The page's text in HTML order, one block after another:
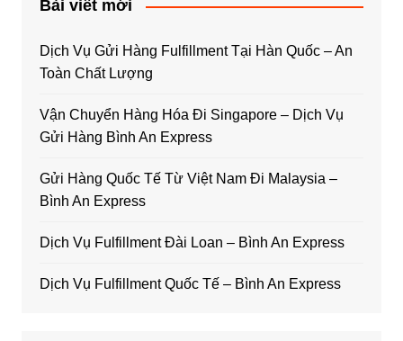
k
Bài viết mới
Dịch Vụ Gửi Hàng Fulfillment Tại Hàn Quốc – An
Toàn Chất Lượng
Vận Chuyển Hàng Hóa Đi Singapore – Dịch Vụ
Gửi Hàng Bình An Express
Gửi Hàng Quốc Tế Từ Việt Nam Đi Malaysia –
Bình An Express
Dịch Vụ Fulfillment Đài Loan – Bình An Express
Dịch Vụ Fulfillment Quốc Tế – Bình An Express